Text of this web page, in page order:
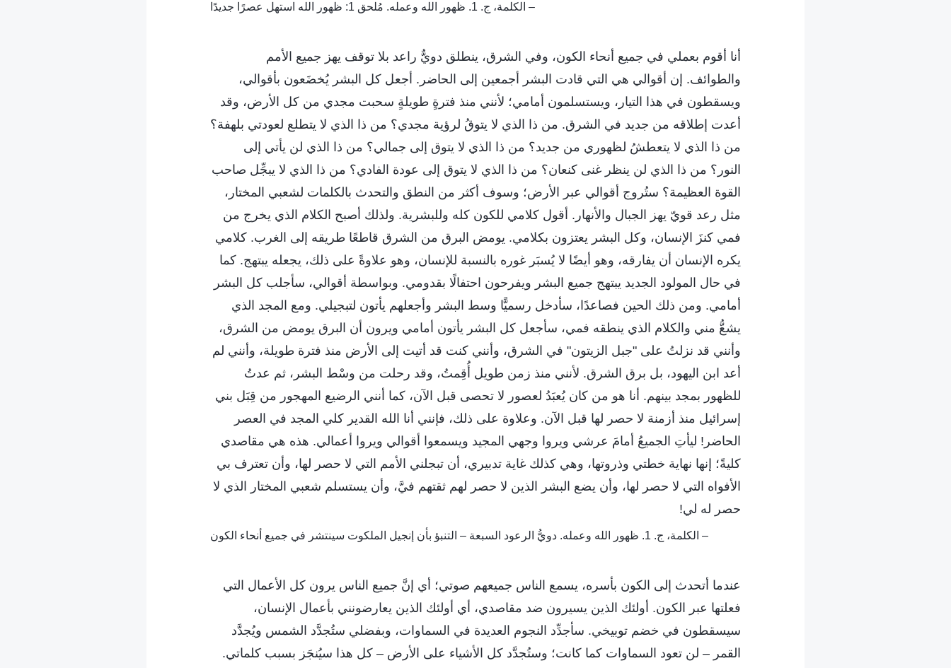
– الكلمة، ج. 1. ظهور الله وعمله. مُلحق 1: ظهور الله استهل عصرًا جديدًا
أنا أقوم بعملي في جميع أنحاء الكون، وفي الشرق، ينطلق دويٌّ راعد بلا توقف يهز جميع الأمم
والطوائف. إن أقوالي هي التي قادت البشر أجمعين إلى الحاضر. أجعل كل البشر يُخضَعون بأقوالي،
ويسقطون في هذا التيار، ويستسلمون أمامي؛ لأنني منذ فترةٍ طويلةٍ سحبت مجدي من كل الأرض، وقد
أعدت إطلاقه من جديد في الشرق. من ذا الذي لا يتوقُ لرؤية مجدي؟ من ذا الذي لا يتطلع لعودتي بلهفة؟
من ذا الذي لا يتعطشُ لظهوري من جديد؟ من ذا الذي لا يتوق إلى جمالي؟ من ذا الذي لن يأتي إلى
النور؟ من ذا الذي لن ينظر غنى كنعان؟ من ذا الذي لا يتوق إلى عودة الفادي؟ من ذا الذي لا يبجِّل صاحب
القوة العظيمة؟ ستُروج أقوالي عبر الأرض؛ وسوف أكثر من النطق والتحدث بالكلمات لشعبي المختار،
مثل رعد قويّ يهز الجبال والأنهار. أقول كلامي للكون كله وللبشرية. ولذلك أصبح الكلام الذي يخرج من
فمي كنزَ الإنسان، وكل البشر يعتزون بكلامي. يومض البرق من الشرق قاطعًا طريقه إلى الغرب. كلامي
يكره الإنسان أن يفارقه، وهو أيضًا لا يُسبَر غوره بالنسبة للإنسان، وهو علاوةً على ذلك، يجعله يبتهج. كما
في حال المولود الجديد يبتهج جميع البشر ويفرحون احتفالًا بقدومي. وبواسطة أقوالي، سأجلب كل البشر
أمامي. ومن ذلك الحين فصاعدًا، سأدخل رسميًّا وسط البشر وأجعلهم يأتون لتبجيلي. ومع المجد الذي
يشعُّ مني والكلام الذي ينطقه فمي، سأجعل كل البشر يأتون أمامي ويرون أن البرق يومض من الشرق،
وأنني قد نزلتُ على "جبل الزيتون" في الشرق، وأنني كنت قد أتيت إلى الأرض منذ فترة طويلة، وأنني لم
أعد ابن اليهود، بل برق الشرق. لأنني منذ زمن طويل أُقِمتُ، وقد رحلت من وسْط البشر، ثم عدتُ
للظهور بمجد بينهم. أنا هو من كان يُعبَدُ لعصور لا تحصى قبل الآن، كما أنني الرضيع المهجور من قِبَل بني
إسرائيل منذ أزمنة لا حصر لها قبل الآن. وعلاوة على ذلك، فإنني أنا الله القدير كلي المجد في العصر
الحاضر! ليأتِ الجميعُ أمامَ عرشي ويروا وجهي المجيد ويسمعوا أقوالي ويروا أعمالي. هذه هي مقاصدي
كليةً؛ إنها نهاية خطتي وذروتها، وهي كذلك غاية تدبيري، أن تبجلني الأمم التي لا حصر لها، وأن تعترف بي
الأفواه التي لا حصر لها، وأن يضع البشر الذين لا حصر لهم ثقتهم فيَّ، وأن يستسلم شعبي المختار الذي لا
حصر له لي!
– الكلمة، ج. 1. ظهور الله وعمله. دويُّ الرعود السبعة – التنبؤ بأن إنجيل الملكوت سينتشر في جميع أنحاء الكون
عندما أتحدث إلى الكون بأسره، يسمع الناس جميعهم صوتي؛ أي إنَّ جميع الناس يرون كل الأعمال التي
فعلتها عبر الكون. أولئك الذين يسيرون ضد مقاصدي، أي أولئك الذين يعارضونني بأعمال الإنسان،
سيسقطون في خضم توبيخي. سأجدِّد النجوم العديدة في السماوات، وبفضلي ستُجدَّد الشمس ويُجدَّد
القمر – لن تعود السماوات كما كانت؛ وستُجدَّد كل الأشياء على الأرض – كل هذا سيُنجَز بسبب كلماتي.